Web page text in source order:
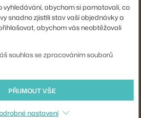
EAMES DAW, CELOPOLSTROVANÁ ŽIDLE EAMES DKR-2, CHROME
VITRA
6 - 8 týdnů,
vyhledávání, abychom si pamatovali, co
snadno zjistili stav vaší objednávky a
abychom vás neobtěžovali
souhlas se zpracováním souborů
PŘIJMOUT VŠE
nastavení